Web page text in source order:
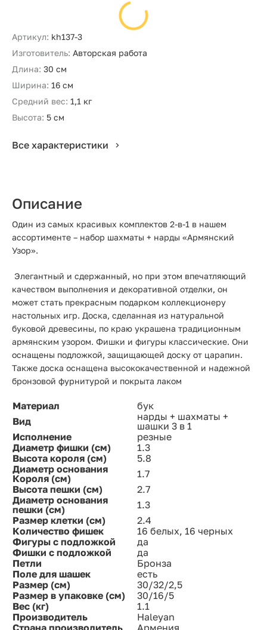
Артикул: kh137-3
Изготовитель: Авторская работа
Длина: 30 см
Ширина: 16 см
Средний вес: 1,1 кг
Высота: 5 см
Все характеристики
Описание
Один из самых красивых комплектов 2-в-1 в нашем
ассортименте – набор шахматы + нарды «Армянский
Узор».
Элегантный и сдержанный, но при этом впечатляющий
качеством выполнения и декоративной отделки, он
может стать прекрасным подарком коллекционеру
настольных игр. Доска, сделанная из натуральной
буковой древесины, по краю украшена традиционным
армянским узором. Фишки и фигуры классические. Они
оснащены подложкой, защищающей доску от царапин.
Также доска оснащена высококачественной и надежной
бронзовой фурнитурой и покрыта лаком
Материал
бук
Вид
нарды + шахматы +
шашки 3 в 1
Исполнение
резные
Диаметр фишки (см)
1.3
Высота короля (см)
5.8
Диаметр основания
Короля (см)
1.7
Высота пешки (см)
2.7
Диаметр основания
пешки (см)
1.3
Размер клетки (см)
2.4
Количество фишек
16 белых, 16 черных
Фигуры с подложкой
да
Фишки с подложкой
да
Петли
Бронза
Поле для шашек
есть
Размер (см)
30/32/2,5
Размер в упаковке (см)
30/16/5
Вес (кг)
1.1
Производитель
Haleyan
Страна производитель
Армения